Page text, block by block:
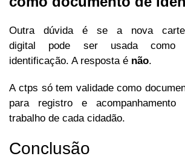
Outra dúvida é se a nova
digital pode ser usada como
identificação. A resposta é não.
A ctps só tem validade como
para registro e
trabalho de cada cidadão.
Conclusão